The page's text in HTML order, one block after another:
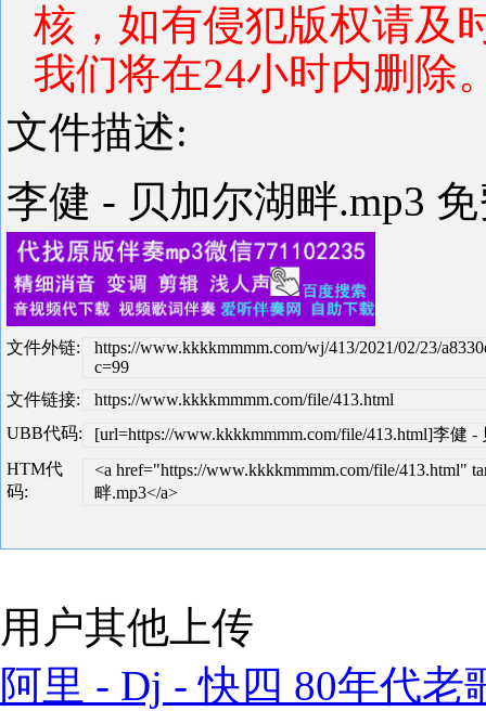
核，如有侵犯版权请及
我们将在24小时内删除
文件描述:
李健 - 贝加尔湖畔.mp3
文件外链:
https://www.kkkkmmmm.com/wj/413/2021/02/23/
c=99
文件链接:
https://www.kkkkmmmm.com/file/413.html
UBB代码:
[url=https://www.kkkkmmmm.com/file/413.html]李健
HTM代
码:
<a href="https://www.kkkkmmmm.com/file/413.html"
畔.mp3</a>
用户其他上传
阿里 - Dj - 快四 80年代老